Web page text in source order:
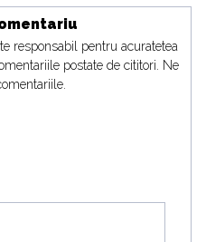
responsabil pentru acuratetea
postate de cititori. Ne